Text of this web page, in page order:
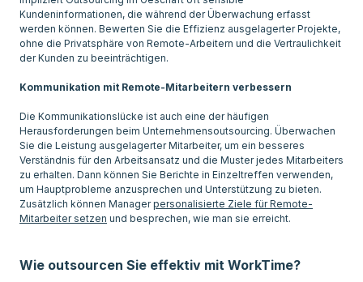
Kundeninformationen, die während der Überwachung erfasst
werden können. Bewerten Sie die Effizienz ausgelagerter Projekte,
ohne die Privatsphäre von Remote-Arbeitern und die Vertraulichkeit
der Kunden zu beeinträchtigen.
Kommunikation mit Remote-Mitarbeitern verbessern
Die Kommunikationslücke ist auch eine der häufigen
Herausforderungen beim Unternehmensoutsourcing. Überwachen
Sie die Leistung ausgelagerter Mitarbeiter, um ein besseres
Verständnis für den Arbeitsansatz und die Muster jedes Mitarbeiters
zu erhalten. Dann können Sie Berichte in Einzeltreffen verwenden,
um Hauptprobleme anzusprechen und Unterstützung zu bieten.
Zusätzlich können Managerpersonalisierte Ziele für Remote-
Mitarbeiter setzen und besprechen, wie man sie erreicht.
Wie outsourcen Sie effektiv mit WorkTime?